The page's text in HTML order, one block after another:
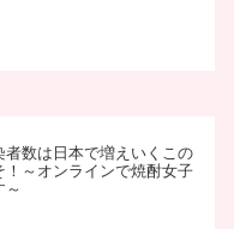
者数は日本で増えいくこの
！～オンラインで焼酎女子
～